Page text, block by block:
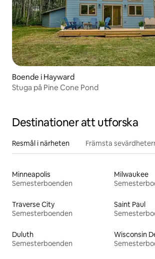
Boende i Hayward
Stuga på Pine Cone Pond
Destinationer att utforska
Resmål i närheten Främsta
Minneapolis
Semesterboenden
Milwaukee
Traverse City
Semesterboenden
Saint Paul
Duluth
Semesterboenden
Wisconsin